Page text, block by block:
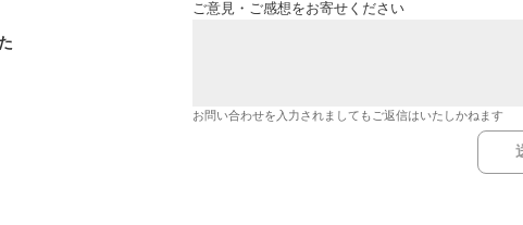
ご意見・ご感想をお寄せください
お問い合わせを入力されましてもご返信はいたしかねます